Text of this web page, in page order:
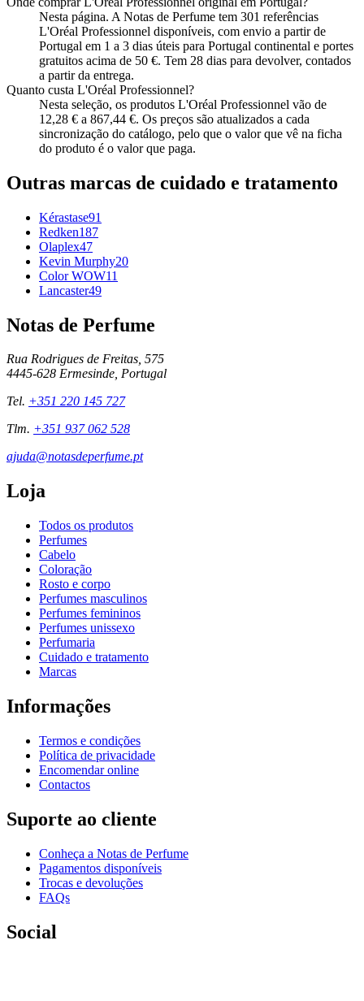
Nesta página. A Notas de Perfume tem 301 referências
L'Oréal Professionnel disponíveis, com envio a partir de
Portugal em 1 a 3 dias úteis para Portugal continental e portes
gratuitos acima de 50 €. Tem 28 dias para devolver, contados
a partir da entrega.
Quanto custa L'Oréal Professionnel?
Nesta seleção, os produtos L'Oréal Professionnel vão de
12,28 € a 867,44 €. Os preços são atualizados a cada
sincronização do catálogo, pelo que o valor que vê na ficha
do produto é o valor que paga.
Outras marcas de cuidado e tratamento
Kérastase91
Redken187
Olaplex47
Kevin Murphy20
Color WOW11
Lancaster49
Notas de Perfume
Rua Rodrigues de Freitas, 575
4445-628 Ermesinde, Portugal
Tel. +351 220 145 727
Tlm. +351 937 062 528
ajuda@notasdeperfume.pt
Loja
Todos os produtos
Perfumes
Cabelo
Coloração
Rosto e corpo
Perfumes masculinos
Perfumes femininos
Perfumes unissexo
Perfumaria
Cuidado e tratamento
Marcas
Informações
Termos e condições
Política de privacidade
Encomendar online
Contactos
Suporte ao cliente
Conheça a Notas de Perfume
Pagamentos disponíveis
Trocas e devoluções
FAQs
Social